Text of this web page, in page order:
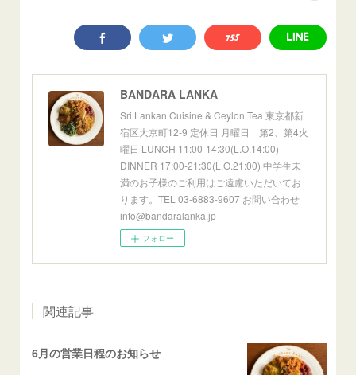
BANDARA LANKA
Sri Lankan Cuisine & Ceylon Tea 東京都新
宿区大京町12-9 定休日 月曜日 第2、第4火
曜日 LUNCH 11:00-14:30(L.O.14:00)
DINNER 17:00-21:30(L.O.21:00) 中学生未
満のお子様のご利用はご遠慮いただいてお
ります。TEL 03-6883-9607 お問い合わせ
info@bandaralanka.jp
フォロー
関連記事
6月の営業日程のお知らせ